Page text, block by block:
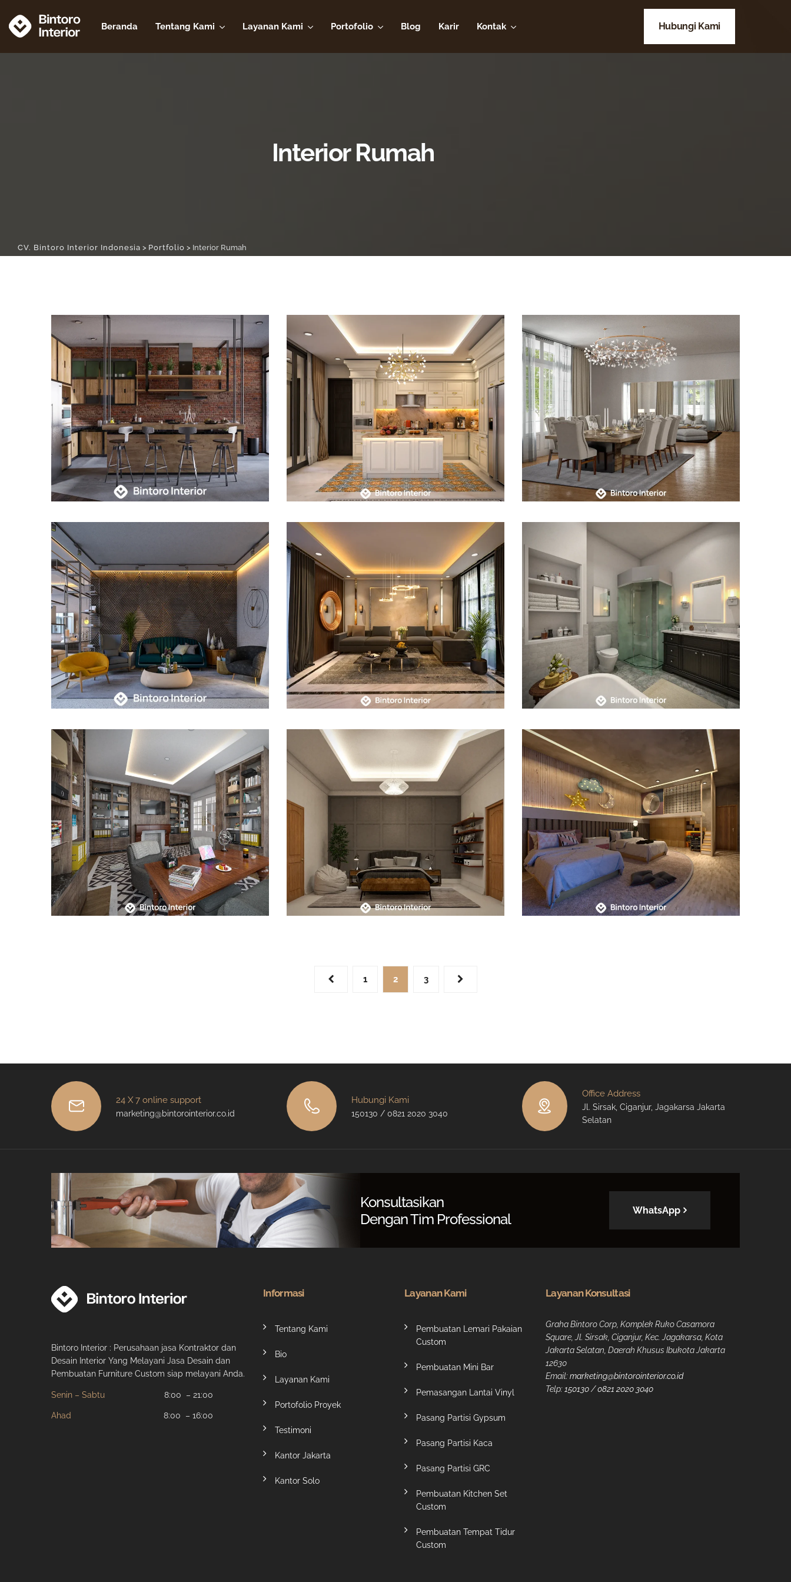
content
Beranda Tentang Kami Layanan Kami Portofolio Blog Karir Kontak Hubungi Kami
Interior Rumah
CV. Bintoro Interior Indonesia > Portfolio > Interior Rumah
1 2 3
24 X 7 online support
marketing@bintorointerior.co.id
Hubungi Kami
150130 / 0821 2020 3040
Office Address
Jl. Sirsak, Ciganjur, Jagakarsa Jakarta
Selatan
Konsultasikan
Dengan Tim Professional
WhatsApp
Bintoro Interior : Perusahaan jasa Kontraktor dan
Desain Interior Yang Melayani Jasa Desain dan
Pembuatan Furniture Custom siap melayani Anda.
Senin – Sabtu 8:00 – 21:00
Ahad 8:00 – 16:00
Informasi
Tentang Kami
Bio
Layanan Kami
Portofolio Proyek
Testimoni
Kantor Jakarta
Kantor Solo
Layanan Kami
Pembuatan Lemari Pakaian
Custom
Pembuatan Mini Bar
Pemasangan Lantai Vinyl
Pasang Partisi Gypsum
Pasang Partisi Kaca
Pasang Partisi GRC
Pembuatan Kitchen Set
Custom
Pembuatan Tempat Tidur
Custom
Layanan Konsultasi
Graha Bintoro Corp, Komplek Ruko Casamora
Square, Jl. Sirsak, Ciganjur, Kec. Jagakarsa, Kota
Jakarta Selatan, Daerah Khusus Ibukota Jakarta
12630
Email:marketing@bintorointerior.co.id
Telp:150130/0821 2020 3040